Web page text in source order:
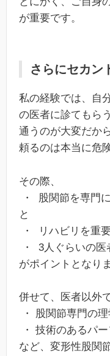
が重要です。
さらにセカン
私の経験では、自
の医者に診てもら
通うのが大変だか
頼るのは本当に危
その際、
・ 股関節を専門
と
・ リハビリを重
・ 3人ぐらいの医
がポイントとなり
併せて、医者以外
・ 股関節専門の
・ 技術のあるパ
など、変形性股関